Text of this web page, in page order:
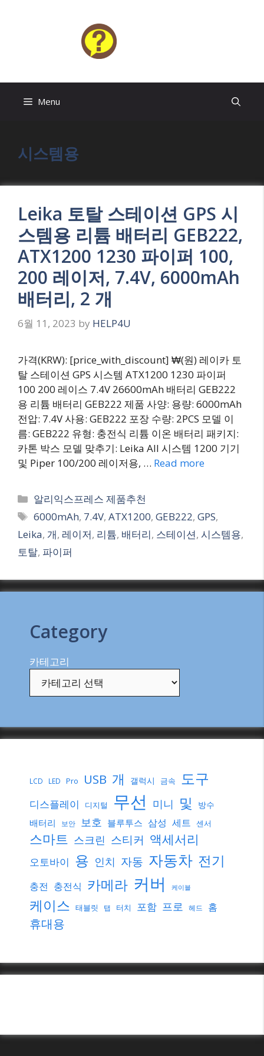
Menu
시스템용
Leika 토탈 스테이션 GPS 시
스템용 리튬 배터리 GEB222,
ATX1200 1230 파이퍼 100,
200 레이저, 7.4V, 6000mAh
배터리, 2 개
6월 11, 2023 by HELP4U
가격(KRW): [price_with_discount] ₩(원) 레이카 토
탈 스테이션 GPS 시스템 ATX1200 1230 파이퍼
100 200 레이스 7.4V 26600mAh 배터리 GEB222
용 리튬 배터리 GEB222 제품 사양: 용량: 6000mAh
전압: 7.4V 사용: GEB222 포장 수량: 2PCS 모델 이
름: GEB222 유형: 충전식 리튬 이온 배터리 패키지:
카톤 박스 모델 맞추기: Leika All 시스템 1200 기기
및 Piper 100/200 레이저용, … Read more
Categories
알리익스프레스 제품추천
Tags
6000mAh, 7.4V,ATX1200,GEB222,GPS,
Leika, 개, 레이저, 리튬, 배터리, 스테이션, 시스템용,
토탈, 파이퍼
Category
카테고리
LCD LED Pro USB 개 갤럭시 금속 도구
디스플레이 디지털 무선 미니 및 방수
배터리 보안 보호 블루투스 삼성 세트 센서
스마트 스크린 스티커 액세서리
오토바이 용 인치 자동 자동차 전기
충전 충전식 카메라 커버 케이블
케이스 태블릿 탭 터치 포함 프로 헤드 홈
휴대용